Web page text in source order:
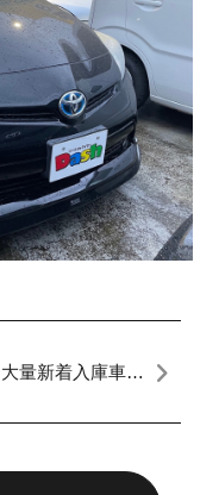
量新着入庫車情
社ローン】